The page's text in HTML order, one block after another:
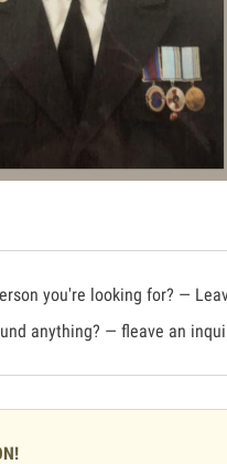
you're looking for? —
anything? — fleave an